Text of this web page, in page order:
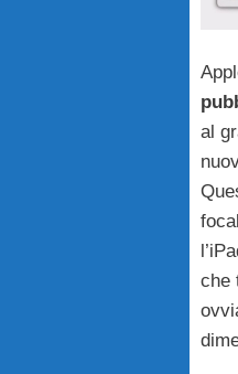
al
che